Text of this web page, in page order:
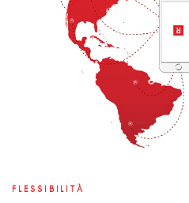
FLESSIBILITÀ